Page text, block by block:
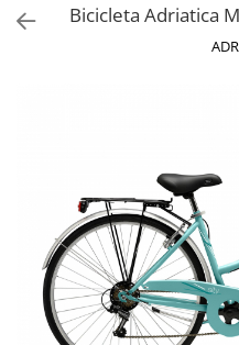
Biciclete dama
Biciclete mountain bike
Biciclete de trekking
si Gravel
Accesorii biciclete
Scaun bicicleta copii
Bicicleta Adriatica